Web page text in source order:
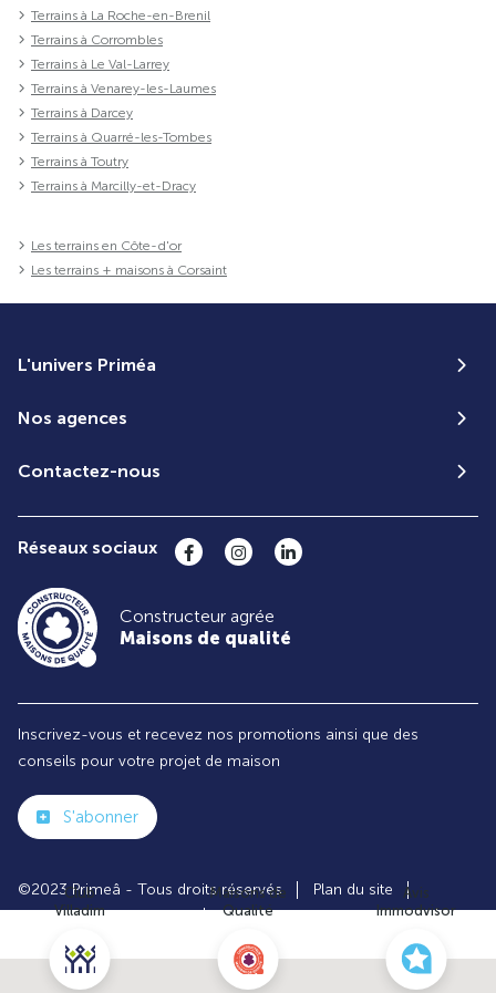
Club
Villadim
Maisons de
Qualité
Avis
Immodvisor
Terrains à La Roche-en-Brenil
Terrains à Corrombles
Terrains à Le Val-Larrey
Terrains à Venarey-les-Laumes
Terrains à Darcey
Terrains à Quarré-les-Tombes
Terrains à Toutry
Terrains à Marcilly-et-Dracy
Les terrains en Côte-d'or
Les terrains + maisons à Corsaint
L'univers Priméa
Nos agences
Contactez-nous
Réseaux sociaux
Constructeur agrée
Maisons de qualité
Inscrivez-vous et recevez nos promotions ainsi que des
conseils pour votre projet de maison
S'abonner
©2023 Primeâ - Tous droits réservés
Plan du site
Paramètres des cookies
Politiques de Confidentialités
Mentions légales
Recrutement
Le groupe VILLADIM